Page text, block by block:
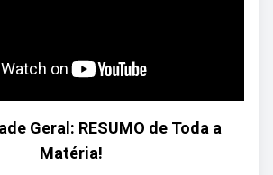
Geral: RESUMO de Toda a
Matéria!